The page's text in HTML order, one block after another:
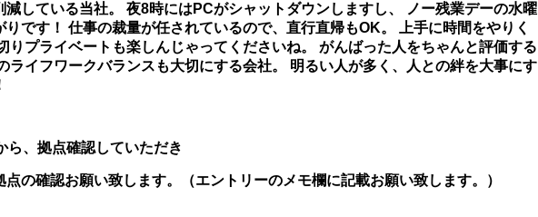
減している当社。 夜8時にはPCがシャットダウンしますし、 ノー残業デーの水曜
りです！ 仕事の裁量が任されているので、直行直帰もOK。 上手に時間をやりく
りプライベートも楽しんじゃってくださいね。 がんばった人をちゃんと評価する
ライフワークバランスも大切にする会社。 明るい人が多く、人との絆を大事にす
ら、拠点確認していただき
点の確認お願い致します。（エントリーのメモ欄に記載お願い致します。）